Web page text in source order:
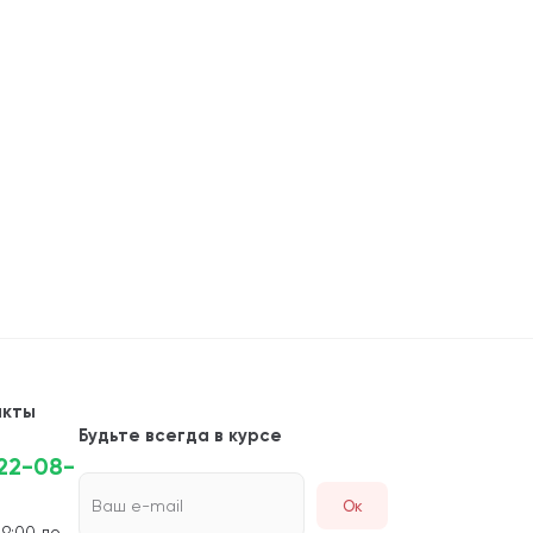
08-
Будьте всегда в курсе
Ваш e-mail